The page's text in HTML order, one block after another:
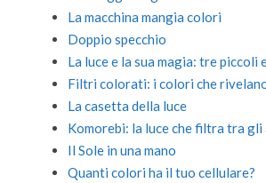
La macchina mangia colori
Doppio specchio
La luce e la sua magia: tre piccoli
Filtri colorati: i colori che
La casetta della luce
Komorebi: la luce che filtra tra gli
Il Sole in una mano
Quanti colori ha il tuo cellulare?